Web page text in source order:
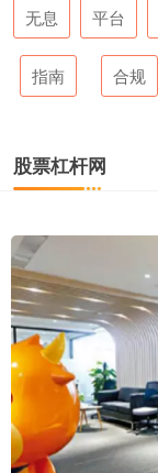
无息 平台
指南 合规
股票杠杆网